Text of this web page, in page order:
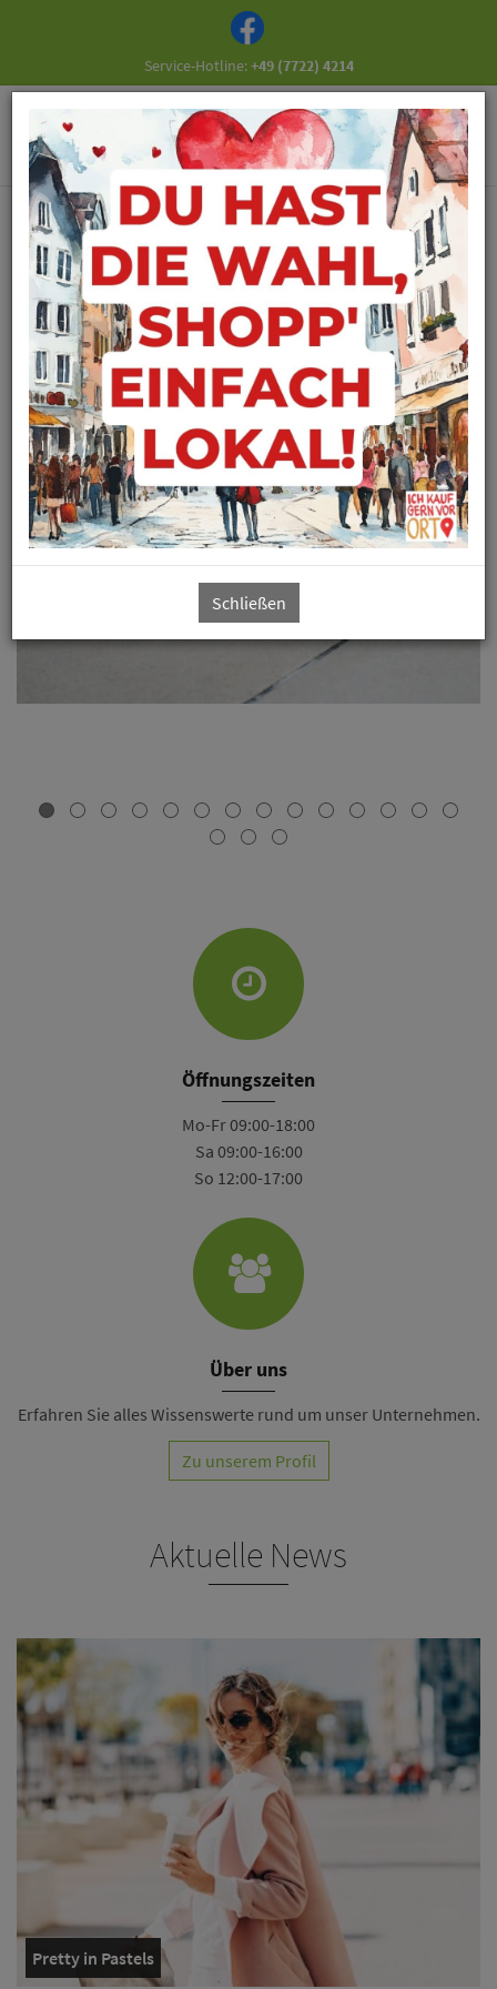
Service-Hotline:+49 (7722) 4214
Öffnungszeiten
Mo-Fr 09:00-18:00
Sa 09:00-16:00
So 12:00-17:00
Über uns
Erfahren Sie alles Wissenswerte rund um unser Unternehmen.
Zu unserem Profil
Aktuelle News
Pretty in Pastels
Schließen